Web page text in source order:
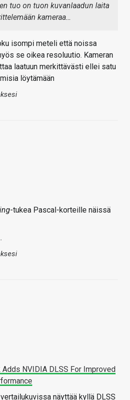
tuo on tuon kuvanlaadun laita
kameraa…
isompi meteli että noissa
se oikea resoluutio. Kameran
laatuun merkittävästi ellei satu
löytämään
-tukea Pascal-korteille näissä
Adds NVIDIA DLSS For Improved
näyttää kyllä DLSS